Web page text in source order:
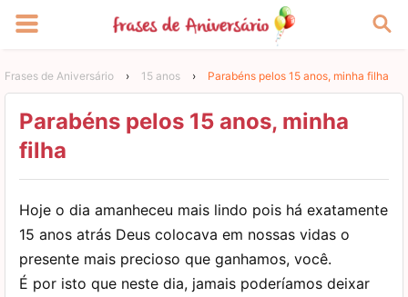
Frases de Aniversário › 15 anos › Parabéns pelos 15 anos, minha filha
Parabéns pelos 15 anos, minha
filha
Hoje o dia amanheceu mais lindo pois há exatamente
15 anos atrás Deus colocava em nossas vidas o
presente mais precioso que ganhamos, você.
É por isto que neste dia, jamais poderíamos deixar